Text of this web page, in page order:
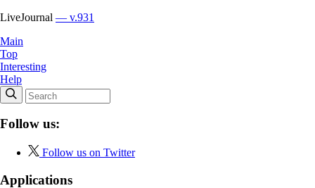
LiveJournal — v.931
Main
Top
Interesting
Help
Follow us:
Follow us on Twitter
Applications